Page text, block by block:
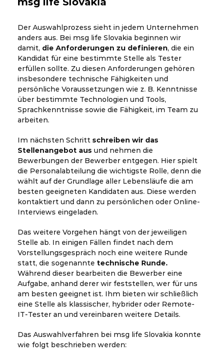
Der Auswahlprozess sieht in jedem Unternehmen
anders aus. Bei msg life Slovakia beginnen wir
damit, die Anforderungen zu definieren, die ein
Kandidat für eine bestimmte Stelle als Tester
erfüllen sollte. Zu diesen Anforderungen gehören
insbesondere technische Fähigkeiten und
persönliche Voraussetzungen wie z. B. Kenntnisse
über bestimmte Technologien und Tools,
Sprachkenntnisse sowie die Fähigkeit, im Team zu
arbeiten.
Im nächsten Schritt schreiben wir das
Stellenangebot ausund nehmen die
Bewerbungen der Bewerber entgegen. Hier spielt
die Personalabteilung die wichtigste Rolle, denn die
wählt auf der Grundlage aller Lebensläufe die am
besten geeigneten Kandidaten aus. Diese werden
kontaktiert und dann zu persönlichen oder Online-
Interviews eingeladen.
Das weitere Vorgehen hängt von der jeweiligen
Stelle ab. In einigen Fällen findet nach dem
Vorstellungsgespräch noch eine weitere Runde
statt, die sogenannte technische Runde.
Während dieser bearbeiten die Bewerber eine
Aufgabe, anhand derer wir feststellen, wer für uns
am besten geeignet ist. Ihm bieten wir schließlich
eine Stelle als klassischer, hybrider oder Remote-
IT-Tester an und vereinbaren weitere Details.
Das Auswahlverfahren bei msg life Slovakia konnte
wie folgt beschrieben werden: